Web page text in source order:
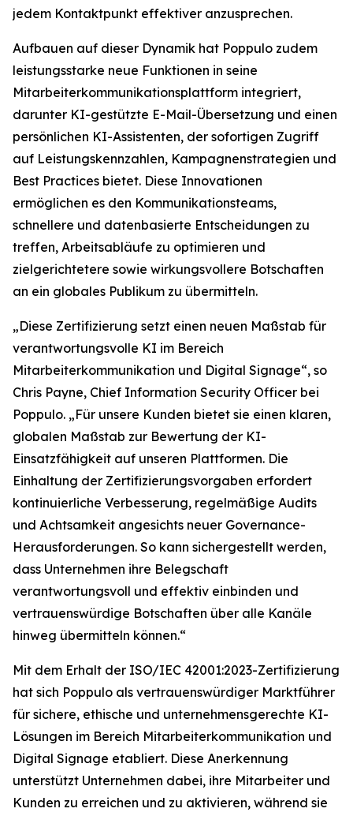
jedem Kontaktpunkt effektiver anzusprechen.
Aufbauen auf dieser Dynamik hat Poppulo zudem
leistungsstarke neue Funktionen in seine
Mitarbeiterkommunikationsplattform integriert,
darunter KI-gestützte E-Mail-Übersetzung und einen
persönlichen KI-Assistenten, der sofortigen Zugriff
auf Leistungskennzahlen, Kampagnenstrategien und
Best Practices bietet. Diese Innovationen
ermöglichen es den Kommunikationsteams,
schnellere und datenbasierte Entscheidungen zu
treffen, Arbeitsabläufe zu optimieren und
zielgerichtetere sowie wirkungsvollere Botschaften
an ein globales Publikum zu übermitteln.
„Diese Zertifizierung setzt einen neuen Maßstab für
verantwortungsvolle KI im Bereich
Mitarbeiterkommunikation und Digital Signage“, so
Chris Payne, Chief Information Security Officer bei
Poppulo. „Für unsere Kunden bietet sie einen klaren,
globalen Maßstab zur Bewertung der KI-
Einsatzfähigkeit auf unseren Plattformen. Die
Einhaltung der Zertifizierungsvorgaben erfordert
kontinuierliche Verbesserung, regelmäßige Audits
und Achtsamkeit angesichts neuer Governance-
Herausforderungen. So kann sichergestellt werden,
dass Unternehmen ihre Belegschaft
verantwortungsvoll und effektiv einbinden und
vertrauenswürdige Botschaften über alle Kanäle
hinweg übermitteln können.“
Mit dem Erhalt der ISO/IEC 42001:2023-Zertifizierung
hat sich Poppulo als vertrauenswürdiger Marktführer
für sichere, ethische und unternehmensgerechte KI-
Lösungen im Bereich Mitarbeiterkommunikation und
Digital Signage etabliert. Diese Anerkennung
unterstützt Unternehmen dabei, ihre Mitarbeiter und
Kunden zu erreichen und zu aktivieren, während sie